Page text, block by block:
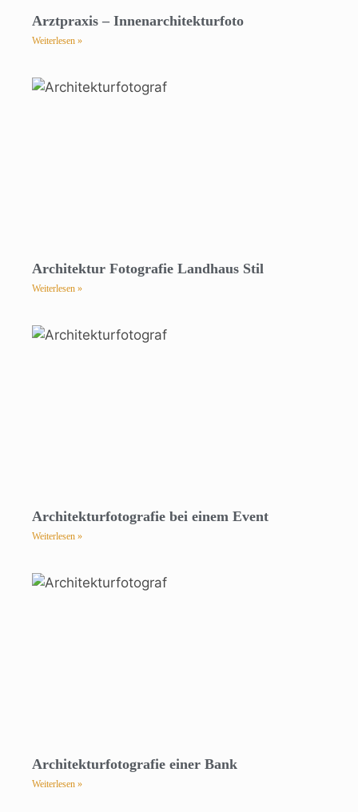
Arztpraxis – Innenarchitekturfoto
Weiterlesen »
Architektur Fotografie Landhaus Stil
Weiterlesen »
Architekturfotografie bei einem Event
Weiterlesen »
Architekturfotografie einer Bank
Weiterlesen »